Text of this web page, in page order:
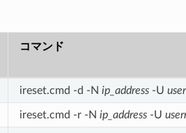
コマンド
ireset.cmd -d -N ip_address-U
ireset.cmd -r -N ip_address-U